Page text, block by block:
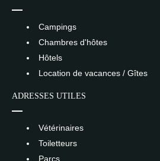
Campings
Chambres d'hôtes
Hôtels
Location de vacances / Gîtes
ADRESSES UTILES
Vétérinaires
Toiletteurs
Parcs